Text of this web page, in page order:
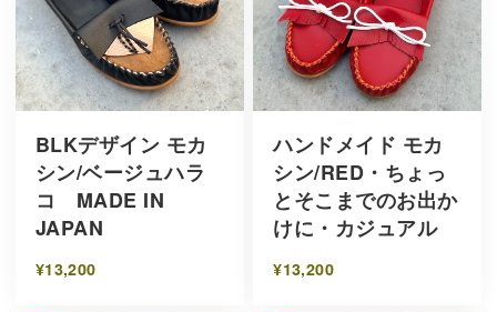
BLKデザイン モカ
シン/ベージュハラ
コ MADE IN
JAPAN
¥13,200
ハンドメイド モカ
シン/RED・ちょっ
とそこまでのお出か
けに・カジュアル
¥13,200